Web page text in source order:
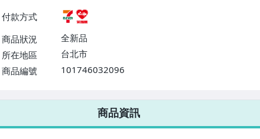
付款方式
商品狀況
全新品
所在地區
台北市
商品編號
101746032096
7-ELEVEN 運費只要38元
不限金額、筆數，筆筆優惠無限次！
商品資訊